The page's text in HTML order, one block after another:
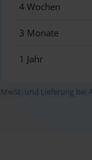
4 Wochen
3 Monate
1 Jahr
und Lieferung